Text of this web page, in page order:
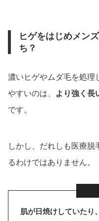
ヒゲをはじめメン
ち？
濃いヒゲやムダ毛を処理
やすいのは、
より強く長
です。
しかし、だれしも医療
るわけではありません。
肌が日焼けしていたり